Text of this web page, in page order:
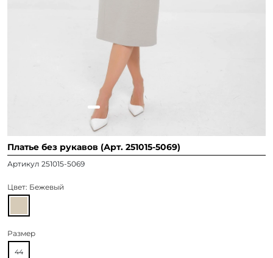
Платье без рукавов (Арт. 251015-5069)
Артикул 251015-5069
Цвет: Бежевый
Размер
44